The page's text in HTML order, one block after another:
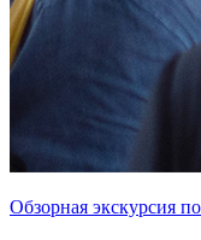
Обзорная экскурсия